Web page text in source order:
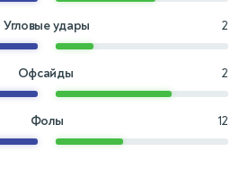
Угловые удары 2
Офсайды 2
Фолы 12